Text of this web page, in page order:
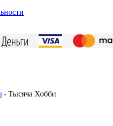
- Тысяча Хобби